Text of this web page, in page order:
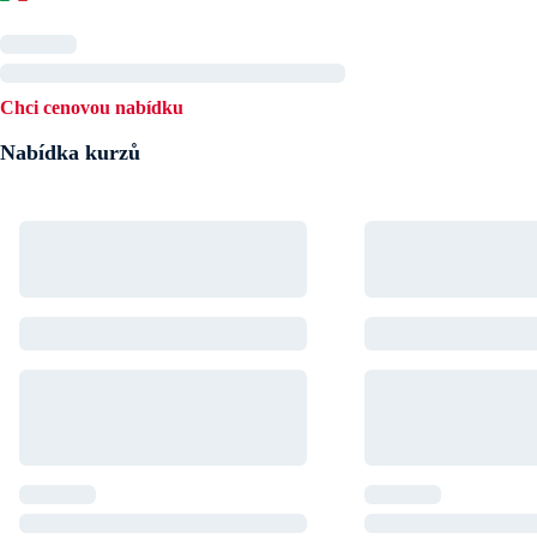
Chci cenovou nabídku
Nabídka kurzů